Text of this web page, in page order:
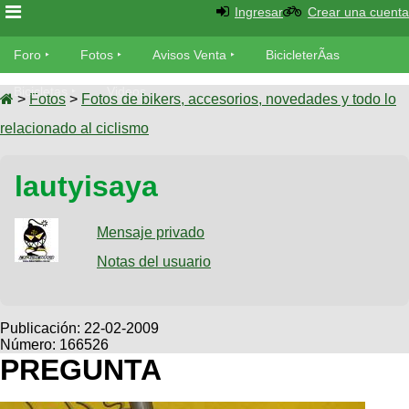
Foro
Foro
TÃ©cnica
Fotos
tu foto
Galeria
XC
Viajes
Descenso
SUBÃ
tu
Buscar
Ultimos
Fotos
BicicleterÃ­
as
Bicicletas
Tandem
Videos
Cicloturismo
Ingresar Crear una cuenta
Foro Fotos Avisos Venta BicicleterÃ­as
Bicicletas Videos
> Fotos > Fotos de bikers, accesorios, novedades y todo lo
relacionado al ciclismo
lautyisaya
Mensaje privado
Notas del usuario
Publicación: 22-02-2009
Número: 166526
PREGUNTA